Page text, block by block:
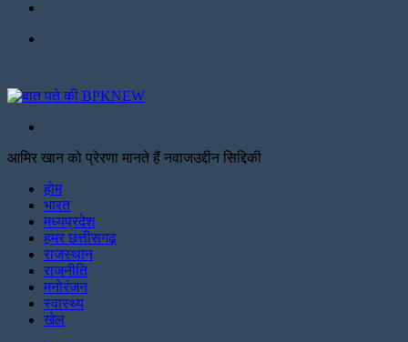
आमिर खान को प्रेरणा मानते हैं नवाजउद्दीन सिद्दिकी
होम
भारत
मध्यप्रदेश
हमर छत्तीसगढ़
राजस्थान
राजनीति
मनोरंजन
स्वास्थ्य
खेल